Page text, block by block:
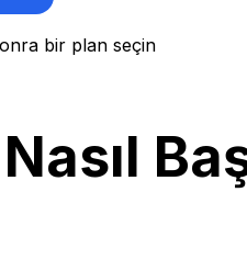
bir plan seçin